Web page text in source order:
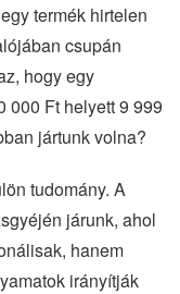
termék hirtelen
csupán
hogy egy
000 Ft helyett 9 999
jártunk volna?
tudomány. A
járunk, ahol
hanem
irányítják